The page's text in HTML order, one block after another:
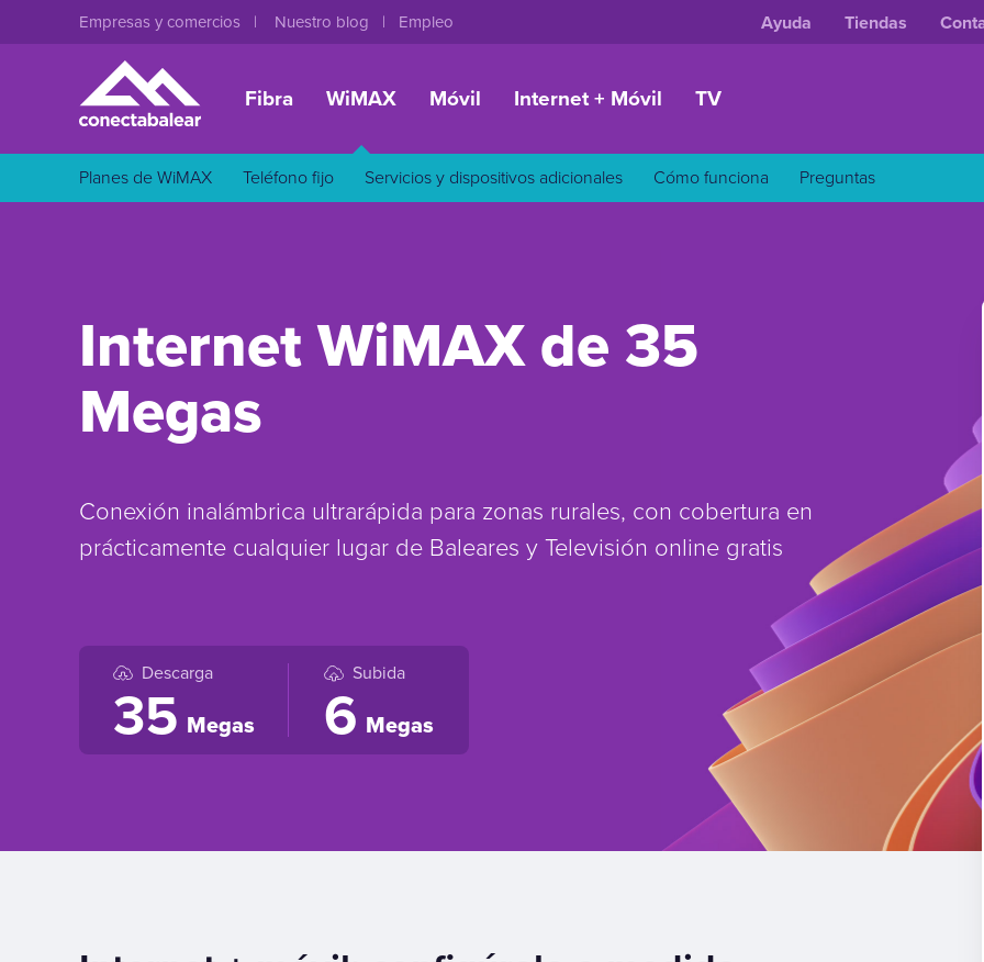
Empresas y comercios Nuestro blog Empleo Ayuda Tiendas
Fibra WiMAX Móvil Internet + Móvil TV
Planes de WiMAX Teléfono fijo Servicios y dispositivos adicionales Cómo funciona Preguntas
Internet WiMAX de 35
Megas
Conexión inalámbrica ultrarápida para zonas rurales, con cobertura en
prácticamente cualquier lugar de Baleares y Televisión online gratis
Descarga
35 Megas
Subida
6 Megas